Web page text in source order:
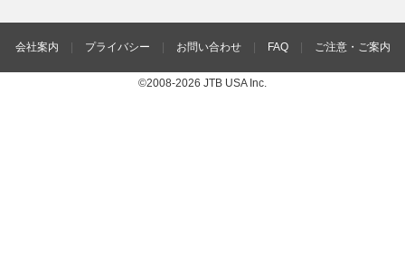
会社案内 プライバシー お問い合わせ FAQ ご注意・ご案内
©2008-2026 JTB USA Inc.